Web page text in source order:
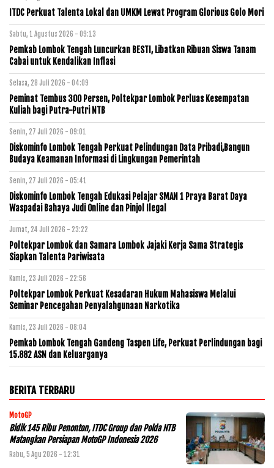
ITDC Perkuat Talenta Lokal dan UMKM Lewat Program Glorious Golo Mori
Sabtu, 1 Agustus 2026 - 09:13
Pemkab Lombok Tengah Luncurkan BESTI, Libatkan Ribuan Siswa Tanam
Cabai untuk Kendalikan Inflasi
Selasa, 28 Juli 2026 - 04:09
Peminat Tembus 300 Persen, Poltekpar Lombok Perluas Kesempatan
Kuliah bagi Putra-Putri NTB
Senin, 27 Juli 2026 - 09:01
Diskominfo Lombok Tengah Perkuat Pelindungan Data Pribadi,Bangun
Budaya Keamanan Informasi di Lingkungan Pemerintah
Senin, 27 Juli 2026 - 05:41
Diskominfo Lombok Tengah Edukasi Pelajar SMAN 1 Praya Barat Daya
Waspadai Bahaya Judi Online dan Pinjol Ilegal
Jumat, 24 Juli 2026 - 23:22
Poltekpar Lombok dan Samara Lombok Jajaki Kerja Sama Strategis
Siapkan Talenta Pariwisata
Kamis, 23 Juli 2026 - 22:56
Poltekpar Lombok Perkuat Kesadaran Hukum Mahasiswa Melalui
Seminar Pencegahan Penyalahgunaan Narkotika
Kamis, 23 Juli 2026 - 08:04
Pemkab Lombok Tengah Gandeng Taspen Life, Perkuat Perlindungan bagi
15.882 ASN dan Keluarganya
BERITA TERBARU
MotoGP
Bidik 145 Ribu Penonton, ITDC Group dan Polda NTB
Matangkan Persiapan MotoGP Indonesia 2026
Rabu, 5 Agu 2026 - 12:31